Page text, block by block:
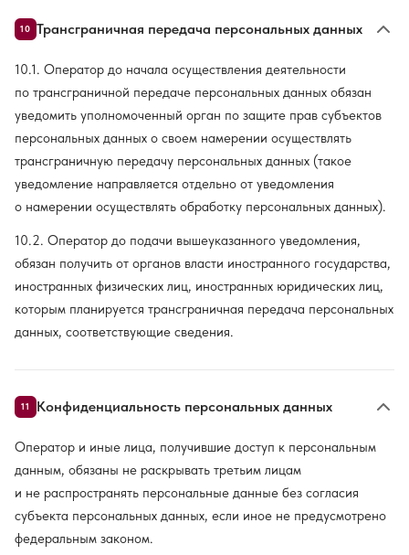
10 Трансграничная передача персональных данных
10.1. Оператор до начала осуществления деятельности
по трансграничной передаче персональных данных обязан
уведомить уполномоченный орган по защите прав субъектов
персональных данных о своем намерении осуществлять
трансграничную передачу персональных данных (такое
уведомление направляется отдельно от уведомления
о намерении осуществлять обработку персональных данных).
10.2. Оператор до подачи вышеуказанного уведомления,
обязан получить от органов власти иностранного государства,
иностранных физических лиц, иностранных юридических лиц,
которым планируется трансграничная передача персональных
данных, соответствующие сведения.
11 Конфиденциальность персональных данных
Оператор и иные лица, получившие доступ к персональным
данным, обязаны не раскрывать третьим лицам
и не распространять персональные данные без согласия
субъекта персональных данных, если иное не предусмотрено
федеральным законом.